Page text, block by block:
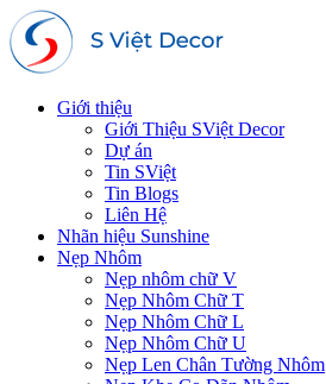
Giới thiệu
Giới Thiệu SViệt Decor
Dự án
Tin SViệt
Tin Blogs
Liên Hệ
Nhãn hiệu Sunshine
Nẹp Nhôm
Nẹp nhôm chữ V
Nẹp Nhôm Chữ T
Nẹp Nhôm Chữ L
Nẹp Nhôm Chữ U
Nẹp Len Chân Tường Nhôm